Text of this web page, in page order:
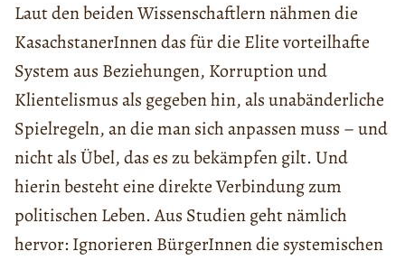
Laut den beiden Wissenschaftlern nähmen die
KasachstanerInnen das für die Elite vorteilhafte
System aus Beziehungen, Korruption und
Klientelismus als gegeben hin, als unabänderliche
Spielregeln, an die man sich anpassen muss – und
nicht als Übel, das es zu bekämpfen gilt. Und
hierin besteht eine direkte Verbindung zum
politischen Leben. Aus Studien geht nämlich
hervor: Ignorieren BürgerInnen die systemischen